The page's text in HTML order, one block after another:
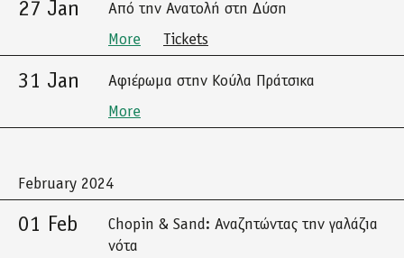
27 Jan
Από την Ανατολή στη Δύση
More
Tickets
31 Jan
Αφιέρωμα στην Κούλα Πράτσικα
More
February 2024
01 Feb
Chopin & Sand: Αναζητώντας την γαλάζια
νότα